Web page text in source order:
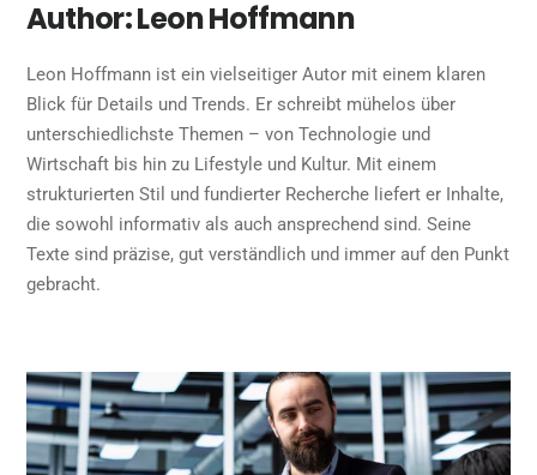
Author:Leon Hoffmann
Leon Hoffmann ist ein vielseitiger Autor mit einem klaren
Blick für Details und Trends. Er schreibt mühelos über
unterschiedlichste Themen – von Technologie und
Wirtschaft bis hin zu Lifestyle und Kultur. Mit einem
strukturierten Stil und fundierter Recherche liefert er Inhalte,
die sowohl informativ als auch ansprechend sind. Seine
Texte sind präzise, gut verständlich und immer auf den Punkt
gebracht.